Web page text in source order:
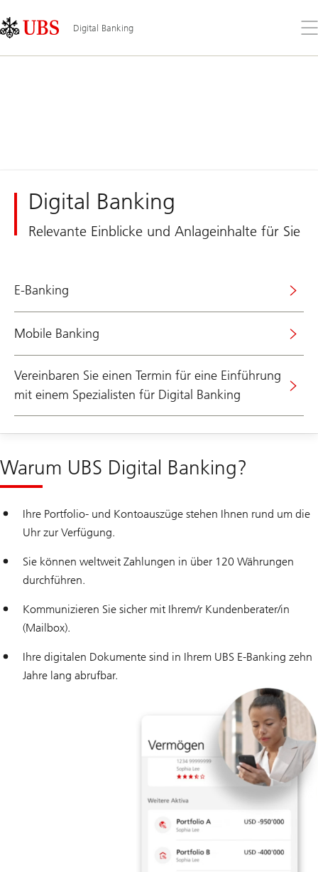
Links
Area
Digital Banking
Sie
Digital Banking
Relevante Einblicke und Anlageinhalte für Sie
E-Banking
Mobile Banking
Vereinbaren Sie einen Termin für eine Einführung
mit einem Spezialisten für Digital Banking
Warum UBS Digital Banking?
Ihre Portfolio- und Kontoauszüge stehen Ihnen rund um die
Uhr zur Verfügung.
Sie können weltweit Zahlungen in über 120 Währungen
durchführen.
Kommunizieren Sie sicher mit Ihrem/r Kundenberater/in
(Mailbox).
Ihre digitalen Dokumente sind in Ihrem UBS E-Banking zehn
Jahre lang abrufbar.